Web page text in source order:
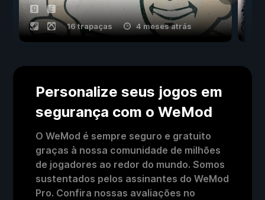
16 trapaças 4 meses atrás
Personalize seus jogos em
segurança com o WeMod
O WeMod é sempre seguro e gratuito
graças à nossa comunidade de milhões
de jogadores ao redor do mundo. Somos
sustentados pelos assinantes do WeMod
Pro. Confira nossas avaliações no